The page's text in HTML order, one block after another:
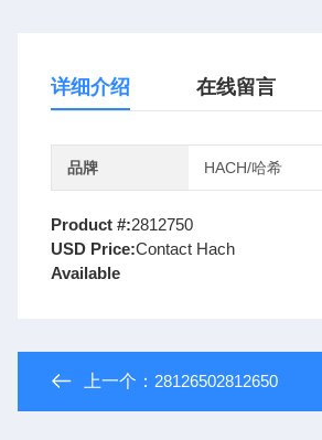
详细介绍 在线留言
品牌 HACH/哈希
Product #:2812750
USD Price:Contact Hach
Available
上一个： 28126502812650